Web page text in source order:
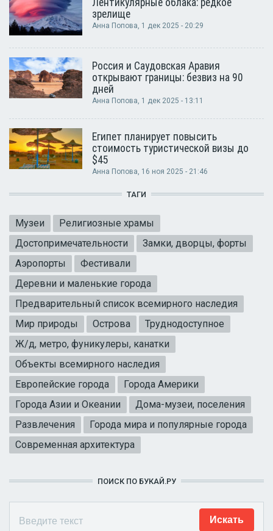
Лентикулярные облака: редкое
зрелище
Анна Попова, 1 дек 2025 - 20:29
Россия и Саудовская Аравия
открывают границы: безвиз на 90
дней
Анна Попова, 1 дек 2025 - 13:11
Египет планирует повысить
стоимость туристической визы до
$45
Анна Попова, 16 ноя 2025 - 21:46
ТАГИ
Музеи
Религиозные храмы
Достопримечательности
Замки, дворцы, форты
Аэропорты
Фестивали
Деревни и маленькие города
Предварительный список всемирного наследия
Мир природы
Острова
Труднодоступное
Ж/д, метро, фуникулеры, канатки
Объекты всемирного наследия
Европейские города
Города Америки
Города Азии и Океании
Дома-музеи, поселения
Развлечения
Города мира и популярные города
Современная архитектура
ПОИСК ПО БУКАЙ.РУ